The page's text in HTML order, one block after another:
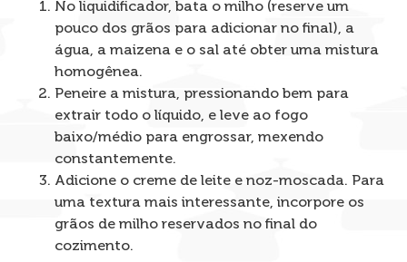
No liquidificador, bata o milho (reserve um
pouco dos grãos para adicionar no final), a
água, a maizena e o sal até obter uma mistura
homogênea.
Peneire a mistura, pressionando bem para
extrair todo o líquido, e leve ao fogo
baixo/médio para engrossar, mexendo
constantemente.
Adicione o creme de leite e noz-moscada. Para
uma textura mais interessante, incorpore os
grãos de milho reservados no final do
cozimento.